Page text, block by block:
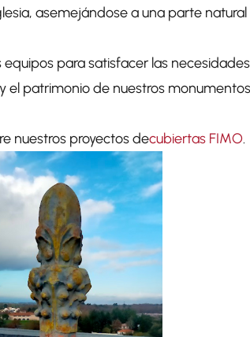
asemejándose a una parte natural
para satisfacer las
patrimonio de nuestros
nuestros proyectos decubiertas FIMO.